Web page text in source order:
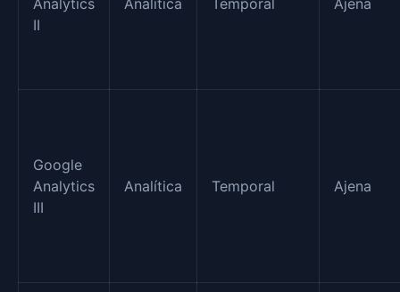
Analytics
II
Analítica Temporal Ajena
Google
Analytics
III
Analítica Temporal Ajena